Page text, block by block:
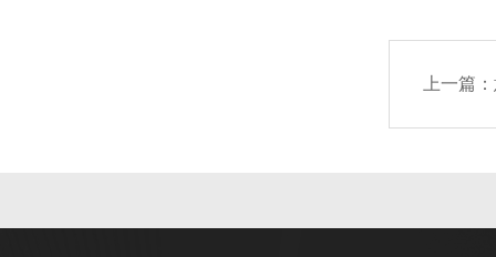
上一篇：